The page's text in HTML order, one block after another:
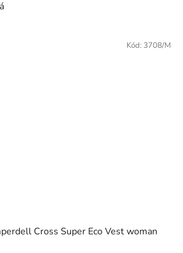
Cross Super Eco Vest woman
Kód: 3708/M